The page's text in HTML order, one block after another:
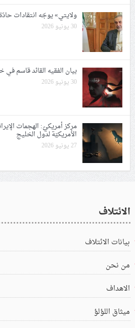
ولايتي» يوجّه انتقادات
30 يونيو 2026
بيان الفقيه القائد قاسم في
30 يونيو 2026
مركز أمريكيّ: الهجمات
الأمريكيّة لدول الخليج
27 يونيو 2026
الائتلاف
بيانات الائتلاف
من نحن
الاهداف
ميثاق اللؤلؤ